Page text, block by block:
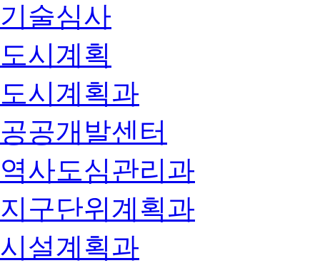
기술심사
도시계획
도시계획과
공공개발센터
역사도심관리과
지구단위계획과
시설계획과